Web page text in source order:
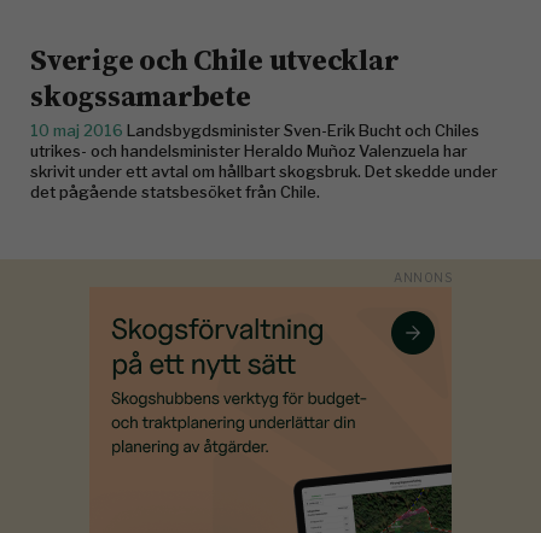
Sverige och Chile utvecklar
skogssamarbete
10 maj 2016 Landsbygdsminister Sven-Erik Bucht och Chiles
utrikes- och handelsminister Heraldo Muñoz Valenzuela har
skrivit under ett avtal om hållbart skogsbruk. Det skedde under
det pågående statsbesöket från Chile.